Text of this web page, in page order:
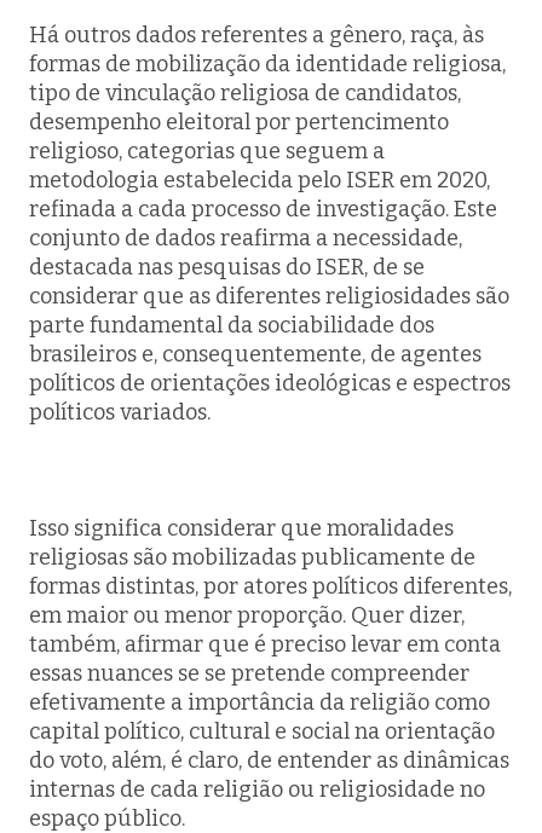
Há outros dados referentes a gênero, raça, às
formas de mobilização da identidade religiosa,
tipo de vinculação religiosa de candidatos,
desempenho eleitoral por pertencimento
religioso, categorias que seguem a
metodologia estabelecida pelo ISER em 2020,
refinada a cada processo de investigação. Este
conjunto de dados reafirma a necessidade,
destacada nas pesquisas do ISER, de se
considerar que as diferentes religiosidades são
parte fundamental da sociabilidade dos
brasileiros e, consequentemente, de agentes
políticos de orientações ideológicas e espectros
políticos variados.
Isso significa considerar que moralidades
religiosas são mobilizadas publicamente de
formas distintas, por atores políticos diferentes,
em maior ou menor proporção. Quer dizer,
também, afirmar que é preciso levar em conta
essas nuances se se pretende compreender
efetivamente a importância da religião como
capital político, cultural e social na orientação
do voto, além, é claro, de entender as dinâmicas
internas de cada religião ou religiosidade no
espaço público.